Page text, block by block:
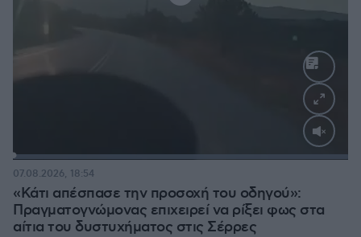
Loaded:
«Κάτι απέσπασε την προσοχή του οδηγού»:
Πραγματογνώμονας επιχειρεί να ρίξει φως στα
αίτια του δυστυχήματος στις Σέρρες
07.08.2026, 18:54